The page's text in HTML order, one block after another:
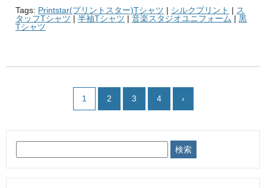
Tags: Printstar(プリントスター)Tシャツ | シルクプリント | ス
タッフTシャツ | 半袖Tシャツ | 音楽スタジオユニフォーム | 黒
Tシャツ
1 2 3 4 ›